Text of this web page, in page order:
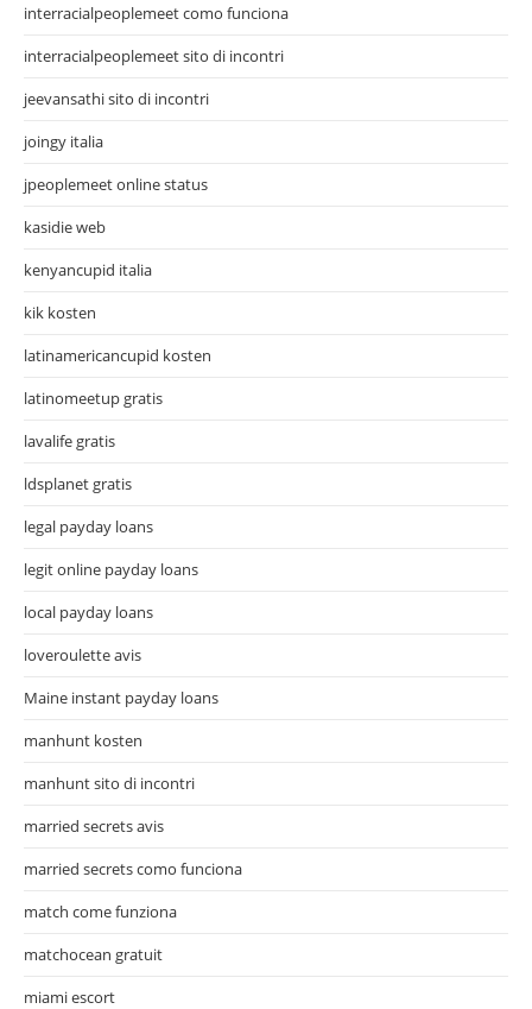
interracialpeoplemeet como funciona
interracialpeoplemeet sito di incontri
jeevansathi sito di incontri
joingy italia
jpeoplemeet online status
kasidie web
kenyancupid italia
kik kosten
latinamericancupid kosten
latinomeetup gratis
lavalife gratis
ldsplanet gratis
legal payday loans
legit online payday loans
local payday loans
loveroulette avis
Maine instant payday loans
manhunt kosten
manhunt sito di incontri
married secrets avis
married secrets como funciona
match come funziona
matchocean gratuit
miami escort